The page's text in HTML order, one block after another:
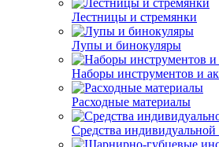
Лестницы и стремянки
Лупы и бинокуляры
Наборы инструментов и
Расходные материалы
Средства